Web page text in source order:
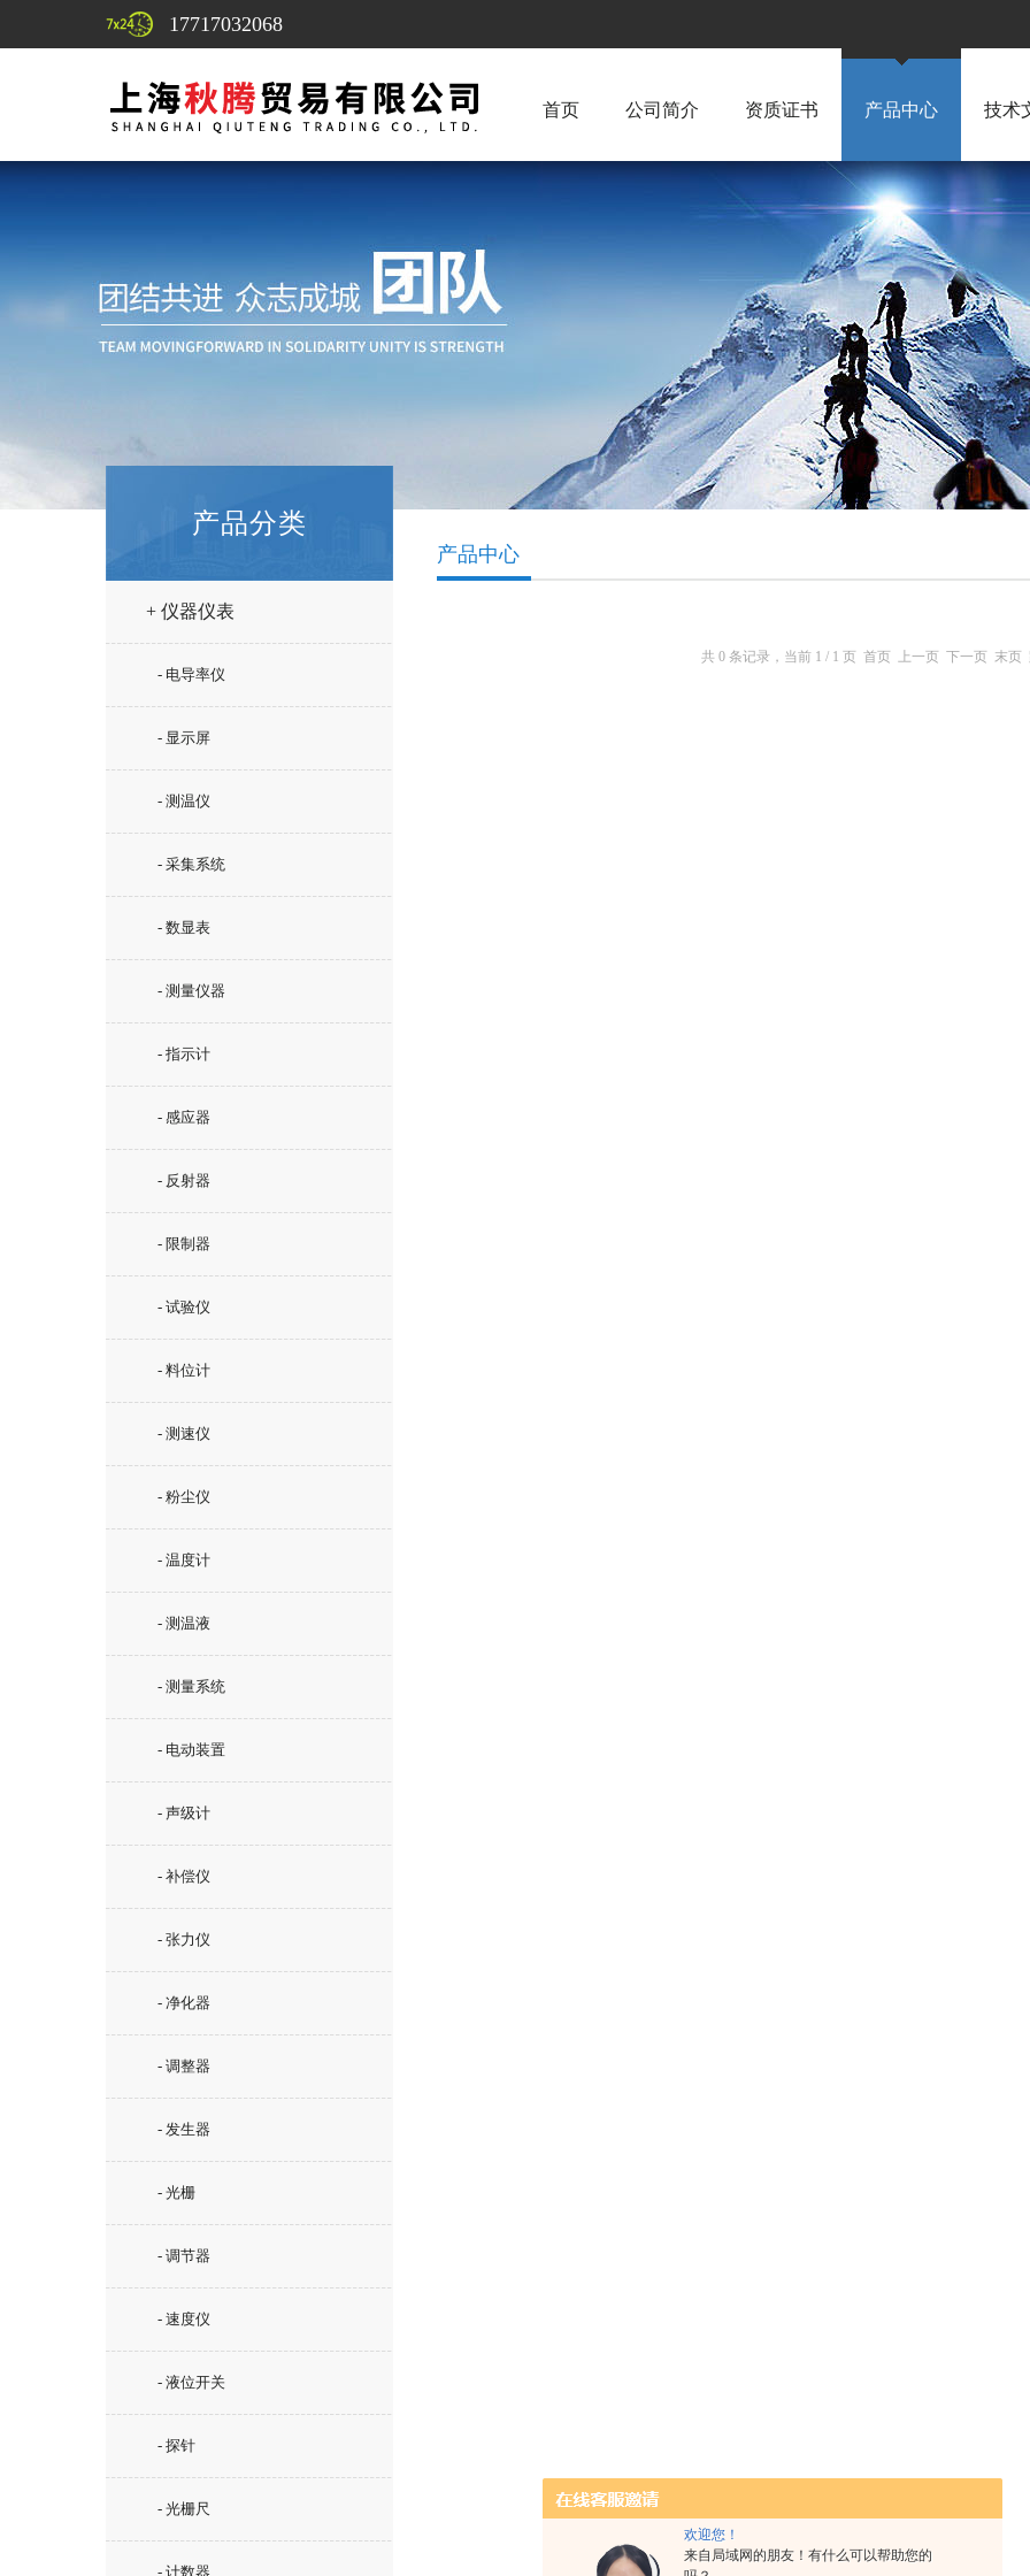
欢迎您！
来自局域网的朋友！有什么可以帮助您的
17717032068
首页 公司简介 资质证书 产品中心 技术
产品分类
+ 仪器仪表
- 电导率仪
- 显示屏
- 测温仪
- 采集系统
- 数显表
- 测量仪器
- 指示计
- 感应器
- 反射器
- 限制器
- 试验仪
- 料位计
- 测速仪
- 粉尘仪
- 温度计
- 测温液
- 测量系统
- 电动装置
- 声级计
- 补偿仪
- 张力仪
- 净化器
- 调整器
- 发生器
- 光栅
- 调节器
- 速度仪
- 液位开关
- 探针
- 光栅尺
- 计数器
产品中心
共 0 条记录，当前 1 / 1 页 首页 上一页 下一页 末页